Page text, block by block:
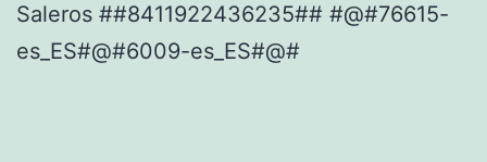
Saleros ##8411922436235## #@#76615-
es_ES#@#6009-es_ES#@#